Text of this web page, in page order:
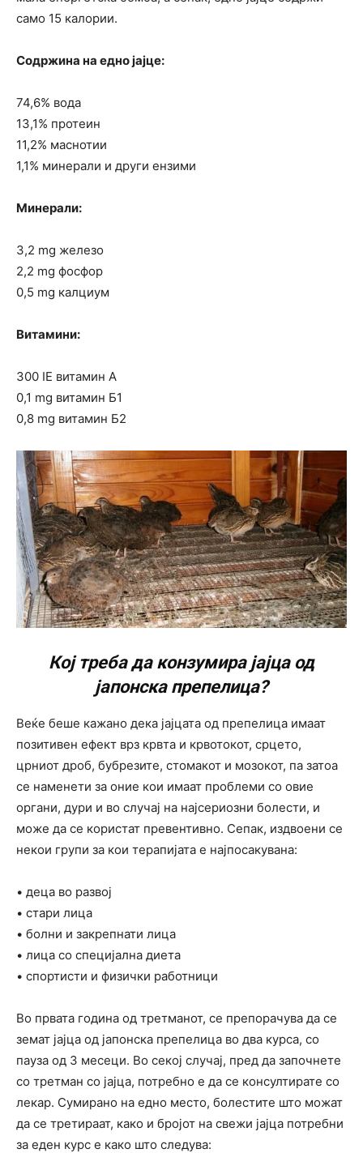
само 15 калории.
Содржина на едно јајце:
74,6% вода
13,1% протеин
11,2% маснотии
1,1% минерали и други ензими
Минерали:
3,2 mg железо
2,2 mg фосфор
0,5 mg калциум
Витамини:
300 IE витамин А
0,1 mg витамин Б1
0,8 mg витамин Б2
Кој треба да конзумира јајца од
јапонска препелица?
Веќе беше кажано дека јајцата од препелица имаат
позитивен ефект врз крвта и крвотокот, срцето,
црниот дроб, бубрезите, стомакот и мозокот, па затоа
се наменети за оние кои имаат проблеми со овие
органи, дури и во случај на најсериозни болести, и
може да се користат превентивно. Сепак, издвоени се
некои групи за кои терапијата е најпосакувана:
• деца во развој
• стари лица
• болни и закрепнати лица
• лица со специјална диета
• спортисти и физички работници
Во првата година од третманот, се препорачува да се
земат јајца од јапонска препелица во два курса, со
пауза од 3 месеци. Во секој случај, пред да започнете
со третман со јајца, потребно е да се консултирате со
лекар. Сумирано на едно место, болестите што можат
да се третираат, како и бројот на свежи јајца потребни
за еден курс е како што следува: